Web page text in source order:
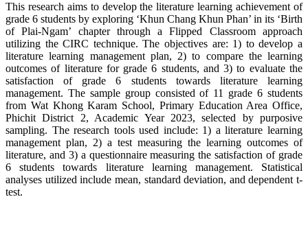
This research aims to develop the literature learning achievement of
grade 6 students by exploring ‘Khun Chang Khun Phan’ in its ‘Birth
of Plai-Ngam’ chapter through a Flipped Classroom approach
utilizing the CIRC technique. The objectives are: 1) to develop a
literature learning management plan, 2) to compare the learning
outcomes of literature for grade 6 students, and 3) to evaluate the
satisfaction of grade 6 students towards literature learning
management. The sample group consisted of 11 grade 6 students
from Wat Khong Karam School, Primary Education Area Office,
Phichit District 2, Academic Year 2023, selected by purposive
sampling. The research tools used include: 1) a literature learning
management plan, 2) a test measuring the learning outcomes of
literature, and 3) a questionnaire measuring the satisfaction of grade
6 students towards literature learning management. Statistical
analyses utilized include mean, standard deviation, and dependent t-
test.